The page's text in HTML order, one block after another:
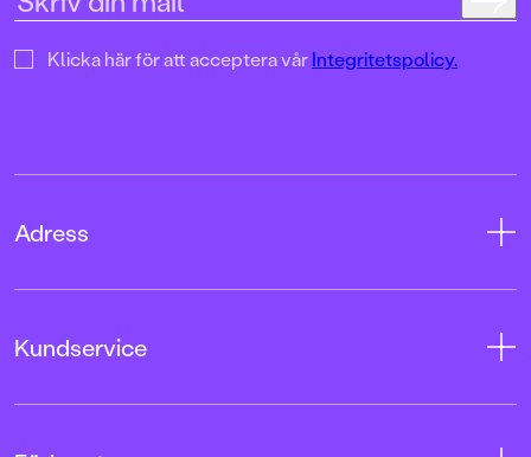
Klicka här för att acceptera vårIntegritetspolicy.
Adress
Kundservice